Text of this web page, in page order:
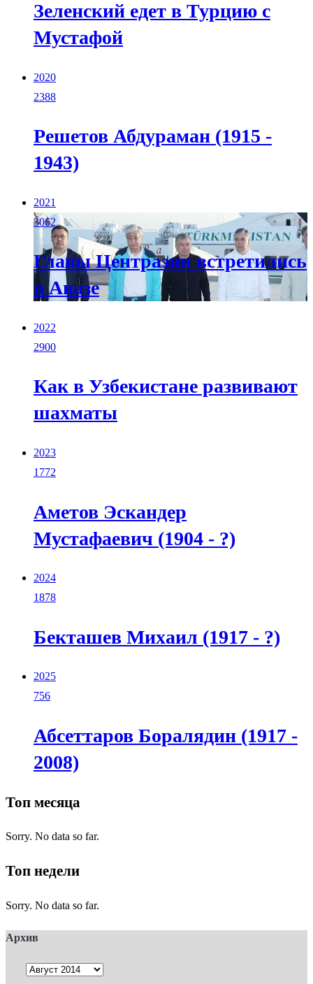
Зеленский едет в Турцию с
Мустафой
2020
2388
Решетов Абдураман (1915 -
1943)
2021
3062
Главы Центразии встретились
в Авазе
2022
2900
Как в Узбекистане развивают
шахматы
2023
1772
Аметов Эскандер
Мустафаевич (1904 - ?)
2024
1878
Бекташев Михаил (1917 - ?)
2025
756
Абсеттаров Боралядин (1917 -
2008)
Топ месяца
Sorry. No data so far.
Топ недели
Sorry. No data so far.
Архив